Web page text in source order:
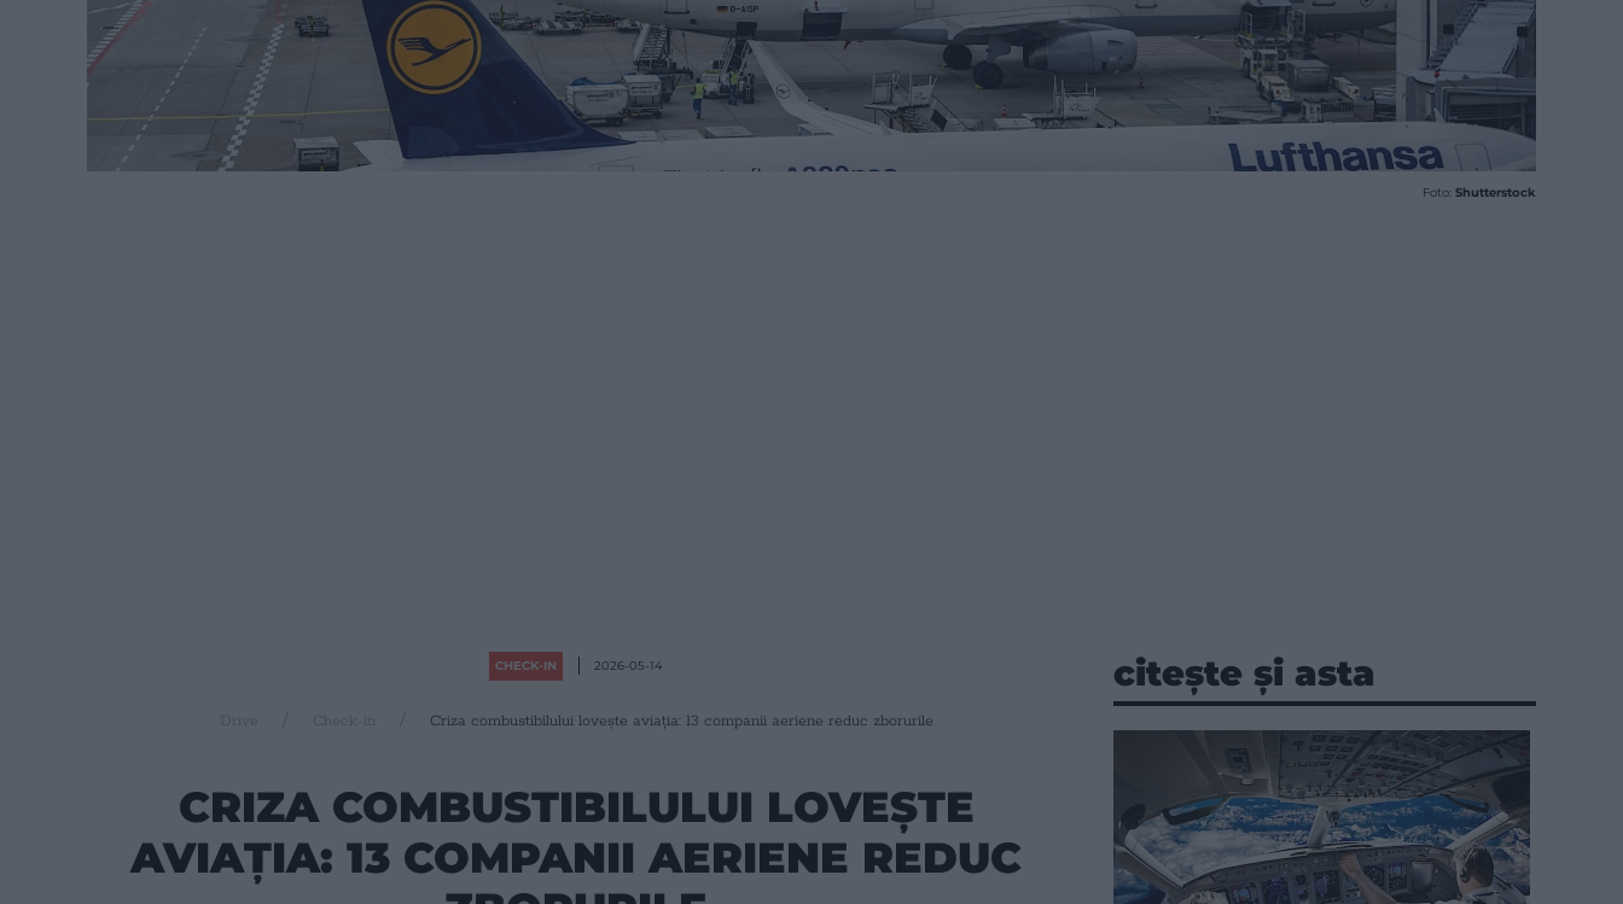
Foto: Shutterstock
CHECK-IN 2026-05-14
Drive Criza combustibilului lovește aviația: 13 companii aeriene reduc zborurile
CRIZA COMBUSTIBILULUI LOVEȘTE
AVIAȚIA: 13 COMPANII AERIENE REDUC
citește și asta